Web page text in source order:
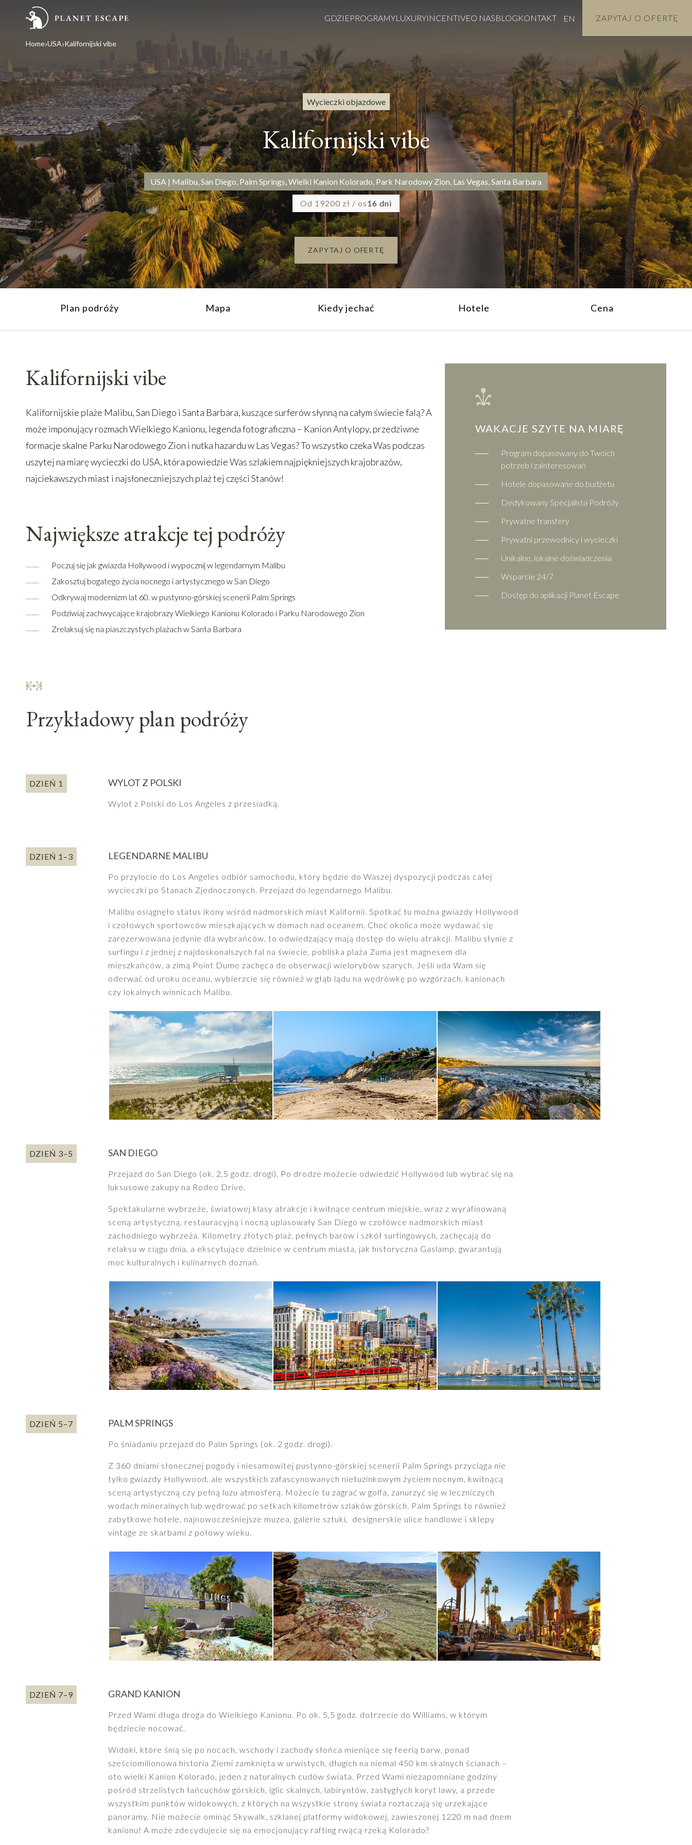
GDZIEPROGRAMYLUXURYINCENTIVEO NASBLOGKONTAKT EN ZAPYTAJ O OFERTĘ
Home USA Kalifornijski vibe
Wycieczki objazdowe
Kalifornijski vibe
USA | Malibu, San Diego, Palm Springs, Wielki Kanion Kolorado, Park Narodowy Zion, Las Vegas, Santa Barbara
Od 19200 zł / os16 dni
ZAPYTAJ O OFERTĘ
Plan podróży Mapa Kiedy jechać Hotele Cena
Kalifornijski vibe
Kalifornijskie plaże Malibu, San Diego i Santa Barbara, kuszące surferów słynną na całym świecie falą? A
może imponujący rozmach Wielkiego Kanionu, legenda fotograficzna – Kanion Antylopy, przedziwne
formacje skalne Parku Narodowego Zion i nutka hazardu w Las Vegas? To wszystko czeka Was podczas
uszytej na miarę wycieczki do USA, która powiedzie Was szlakiem najpiękniejszych krajobrazów,
najciekawszych miast i najsłoneczniejszych plaż tej części Stanów!
Największe atrakcje tej podróży
Poczuj się jak gwiazda Hollywood i wypocznij w legendarnym Malibu
Zakosztuj bogatego życia nocnego i artystycznego w San Diego
Odkrywaj modernizm lat 60. w pustynno-górskiej scenerii Palm Springs
Podziwiaj zachwycające krajobrazy Wielkiego Kanionu Kolorado i Parku Narodowego Zion
Zrelaksuj się na piaszczystych plażach w Santa Barbara
WAKACJE SZYTE NA MIARĘ
Program dopasowany do Twoich
potrzeb i zainteresowań
Hotele dopasowane do budżetu
Dedykowany Specjalista Podróży
Prywatne transfery
Prywatni przewodnicy i wycieczki
Unikalne, lokalne doświadczenia
Wsparcie 24/7
Dostęp do aplikacji Planet Escape
Przykładowy plan podróży
DZIEŃ 1 WYLOT Z POLSKI
Wylot z Polski do Los Angeles z przesiadką.
DZIEŃ 1–3 LEGENDARNE MALIBU
Po przylocie do Los Angeles odbiór samochodu, który będzie do Waszej dyspozycji podczas całej
wycieczki po Stanach Zjednoczonych. Przejazd do legendarnego Malibu.
Malibu osiągnęło status ikony wśród nadmorskich miast Kalifornii. Spotkać tu można gwiazdy Hollywood
i czołowych sportowców mieszkających w domach nad oceanem. Choć okolica może wydawać się
zarezerwowana jedynie dla wybrańców, to odwiedzający mają dostęp do wielu atrakcji. Malibu słynie z
surfingu i z jednej z najdoskonalszych fal na świecie, pobliska plaża Zuma jest magnesem dla
mieszkańców, a zimą Point Dume zachęca do obserwacji wielorybów szarych. Jeśli uda Wam się
oderwać od uroku oceanu, wybierzcie się również w głąb lądu na wędrówkę po wzgórzach, kanionach
czy lokalnych winnicach Malibu.
DZIEŃ 3–5 SAN DIEGO
Przejazd do San Diego (ok. 2,5 godz. drogi). Po drodze możecie odwiedzić Hollywood lub wybrać się na
luksusowe zakupy na Rodeo Drive.
Spektakularne wybrzeże, światowej klasy atrakcje i kwitnące centrum miejskie, wraz z wyrafinowaną
sceną artystyczną, restauracyjną i nocną uplasowały San Diego w czołówce nadmorskich miast
zachodniego wybrzeża. Kilometry złotych plaż, pełnych barów i szkół surfingowych, zachęcają do
relaksu w ciągu dnia, a ekscytujące dzielnice w centrum miasta, jak historyczna Gaslamp, gwarantują
moc kulturalnych i kulinarnych doznań.
DZIEŃ 5–7 PALM SPRINGS
Po śniadaniu przejazd do Palm Springs (ok. 2 godz. drogi).
Z 360 dniami słonecznej pogody i niesamowitej pustynno-górskiej scenerii Palm Springs przyciąga nie
tylko gwiazdy Hollywood, ale wszystkich zafascynowanych nietuzinkowym życiem nocnym, kwitnącą
sceną artystyczną czy pełną luzu atmosferą. Możecie tu zagrać w golfa, zanurzyć się w leczniczych
wodach mineralnych lub wędrować po setkach kilometrów szlaków górskich. Palm Springs to również
zabytkowe hotele, najnowocześniejsze muzea, galerie sztuki, designerskie ulice handlowe i sklepy
vintage ze skarbami z połowy wieku.
DZIEŃ 7–9 GRAND KANION
Przed Wami długa droga do Wielkiego Kanionu. Po ok. 5,5 godz. dotrzecie do Williams, w którym
będziecie nocować.
Widoki, które śnią się po nocach, wschody i zachody słońca mieniące się feerią barw, ponad
sześciomilionowa historia Ziemi zamknięta w urwistych, długich na niemal 450 km skalnych ścianach –
oto wielki Kanion Kolorado, jeden z naturalnych cudów świata. Przed Wami niezapomniane godziny
pośród strzelistych łańcuchów górskich, iglic skalnych, labiryntów, zastygłych koryt lawy, a przede
wszystkim punktów widokowych, z których na wszystkie strony świata roztaczają się urzekające
panoramy. Nie możecie ominąć Skywalk, szklanej platformy widokowej, zawieszonej 1220 m nad dnem
kanionu! A może zdecydujecie się na emocjonujący rafting rwącą rzeką Kolorado?